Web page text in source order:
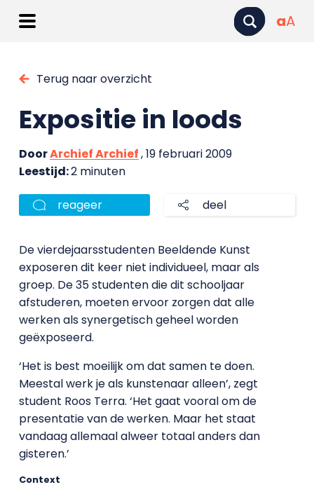
aA
Terug naar overzicht
Expositie in loods
DoorArchief Archief, 19 februari 2009
Leestijd:2 minuten
reageer deel
De vierdejaarsstudenten Beeldende Kunst
exposeren dit keer niet individueel, maar als
groep. De 35 studenten die dit schooljaar
afstuderen, moeten ervoor zorgen dat alle
werken als synergetisch geheel worden
geëxposeerd.
‘Het is best moeilijk om dat samen te doen.
Meestal werk je als kunstenaar alleen’, zegt
student Roos Terra. ‘Het gaat vooral om de
presentatie van de werken. Maar het staat
vandaag allemaal alweer totaal anders dan
gisteren.’
Context